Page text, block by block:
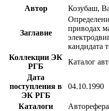
Автор Козубаш,
Заглавие
приводах
кандидата
Коллекции ЭК
РГБ
Каталог
Дата
поступления в
ЭК РГБ
04.10.1990
Каталоги